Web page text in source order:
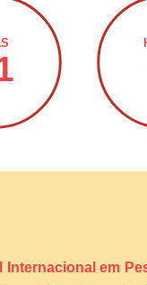
Internacional em